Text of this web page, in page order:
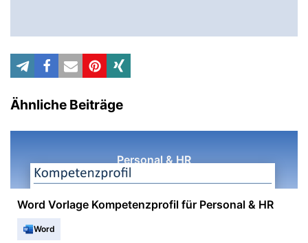
Ähnliche Beiträge
Personal & HR
Word Vorlage Kompetenzprofil für Personal & HR
Word